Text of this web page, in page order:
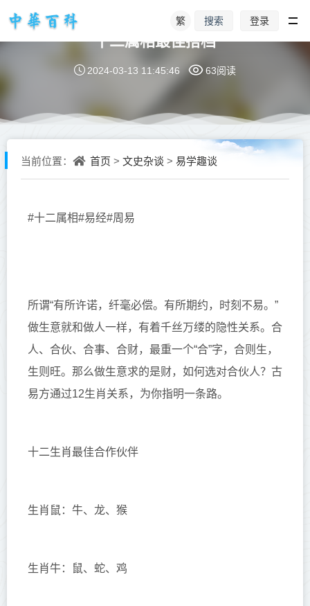
繁 搜索 登录
十二属相最佳搭档
2024-03-13 11:45:46 63阅读
当前位置： 首页 > 文史杂谈 > 易学趣谈
#十二属相#易经#周易
所谓“有所许诺，纤毫必偿。有所期约，时刻不易。”
做生意就和做人一样，有着千丝万缕的隐性关系。合
人、合伙、合事、合财，最重一个“合”字，合则生，
生则旺。那么做生意求的是财，如何选对合伙人？古
易方通过12生肖关系，为你指明一条路。
十二生肖最佳合作伙伴
生肖鼠：牛、龙、猴
生肖牛：鼠、蛇、鸡